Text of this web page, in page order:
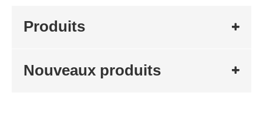
Produits
Nouveaux produits